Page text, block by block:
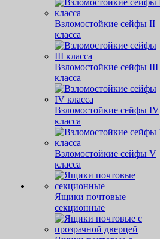
Взломостойкие сейфы II
класса
Взломостойкие сейфы III
класса
Взломостойкие сейфы IV
класса
Взломостойкие сейфы V
класса
Ящики почтовые
секционные